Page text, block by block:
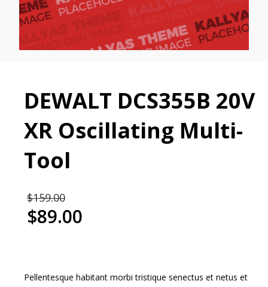
DEWALT DCS355B 20V
XR Oscillating Multi-
Tool
$159.00
price
was:
$89.00
Current
Pellentesque habitant morbi tristique senectus et netus et